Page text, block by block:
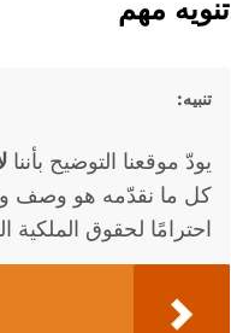
تنويه مهم
تنبيه:
يودّ موقعنا التوضيح بأننا
كل ما نقدّمه هو وصف
احترامًا لحقوق الملكية